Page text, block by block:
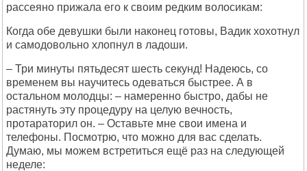
рассеяно прижала его к своим редким волосикам:
Когда обе девушки были наконец готовы, Вадик хохотнул
и самодовольно хлопнул в ладоши.
– Три минуты пятьдесят шесть секунд! Надеюсь, со
временем вы научитесь одеваться быстрее. А в
остальном молодцы: – намеренно быстро, дабы не
растянуть эту процедуру на целую вечность,
протараторил он. – Оставьте мне свои имена и
телефоны. Посмотрю, что можно для вас сделать.
Думаю, мы можем встретиться ещё раз на следующей
неделе: